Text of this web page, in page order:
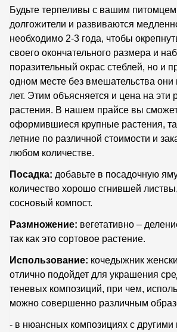
Будьте терпеливы с вашим
долгожители и развиваются
необходимо 2-3 года, чтобы
своего окончательного размера и
поразительный окрас стеблей, но и
одном месте без вмешательства они
лет. Этим объясняется и цена на эти
растения. В нашем прайсе вы
оформившиеся крупные растения,
летние по различной стоимости и
любом количестве.
Посадка: добавьте в посадочную
количество хорошо сгнившей
сосновый компост.
Размножение: вегетативно –
так как это сортовое растение.
Использование: кочедыжник
отлично подойдет для украшения
теневых композиций, при чем,
можно совершенно различным
- в нюансных композициях с другими